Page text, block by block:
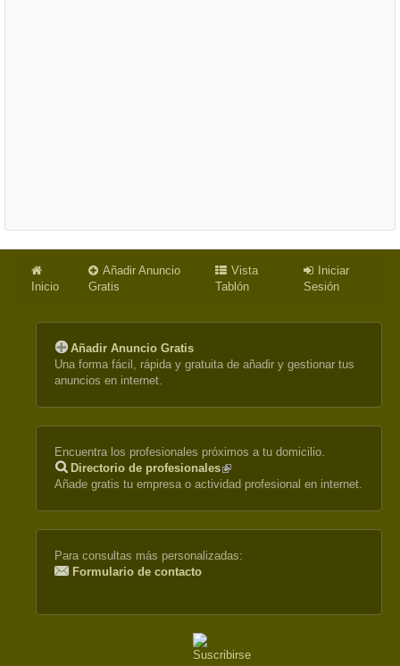
Inicio
Añadir Anuncio
Gratis
Vista
Tablón
Iniciar
Sesión
Añadir Anuncio Gratis
Una forma fácil, rápida y gratuita de añadir y gestionar tus
anuncios en internet.
Encuentra los profesionales próximos a tu domicilio.
Directorio de profesionales(link
is
Añade gratis tu empresa o actividad profesional en internet.
Para consultas más personalizadas:
Formulario de contacto